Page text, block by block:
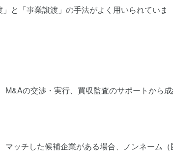
と「事業譲渡」の手法がよく用いられていま
の交渉・実行、買収監査のサポートから
ッチした候補企業がある場合、ノンネーム（